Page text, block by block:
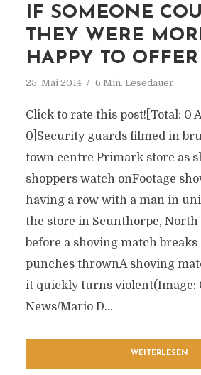
IF SOMEONE
THEY WERE
HAPPY TO
25. Mai 2014 6 Min. Lesedauer
Click to rate this post![Total: 0
0]Security guards filmed in
town centre Primark store as
shoppers watch onFootage
having a row with a man in
the store in Scunthorpe,
before a shoving match breaks
punches thrownA shoving
it quickly turns violent(Image:
News/Mario D...
WEITERLESEN